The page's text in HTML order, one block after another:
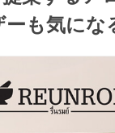
も気にな